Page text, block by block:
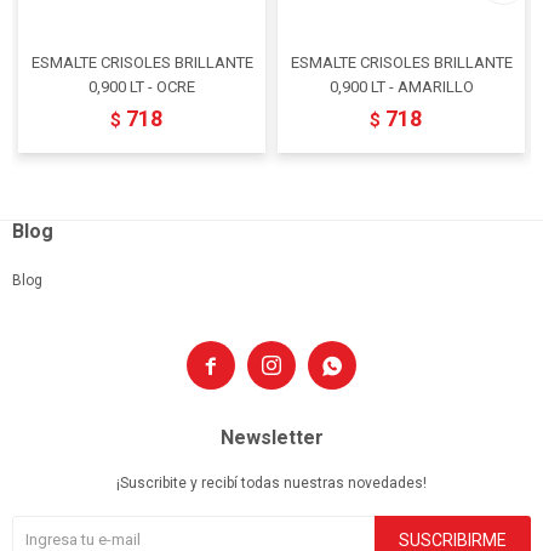
ESMALTE CRISOLES BRILLANTE
0,900 LT - OCRE
$ 718
ESMALTE CRISOLES BRILLANTE
0,900 LT - AMARILLO
$ 718
  
Blog
Blog
Newsletter
¡Suscribite y recibí todas nuestras novedades!
SUSCRIBIRME